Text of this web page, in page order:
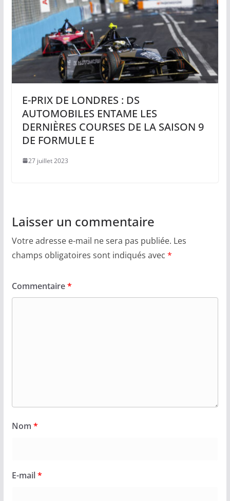
E-PRIX DE LONDRES : DS
AUTOMOBILES ENTAME LES
DERNIÈRES COURSES DE LA SAISON 9
DE FORMULE E
27 juillet 2023
Laisser un commentaire
Votre adresse e-mail ne sera pas publiée. Les
champs obligatoires sont indiqués avec *
Commentaire*
Nom *
E-mail*